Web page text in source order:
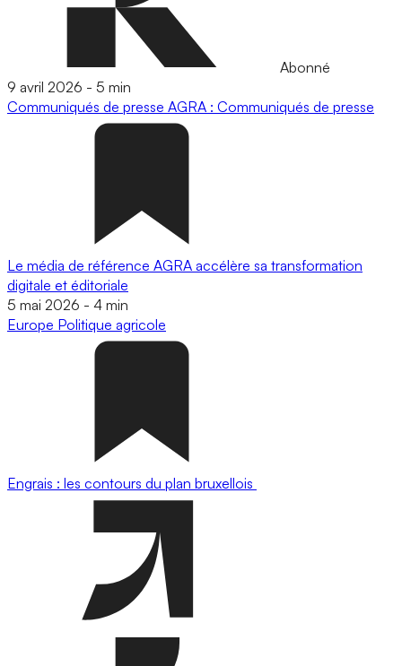
Abonné
9 avril 2026 - 5 min
Communiqués de presse AGRA : Communiqués de presse
Le média de référence AGRA accélère sa transformation
digitale et éditoriale
5 mai 2026 - 4 min
Europe Politique agricole
Engrais : les contours du plan bruxellois